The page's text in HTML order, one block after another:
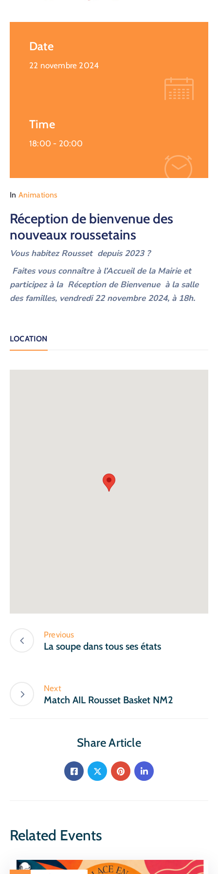
Date
22 novembre 2024
Time
18:00 - 20:00
In Animations
Réception de bienvenue des
nouveaux roussetains
Vous habitez Rousset depuis 2023 ?
Faites vous connaître à l’Accueil de la Mairie et
participez à la Réception de Bienvenue à la salle
des familles, vendredi 22 novembre 2024, à 18h.
LOCATION
Previous
La soupe dans tous ses états
Next
Match AIL Rousset Basket NM2
Share Article
Related Events